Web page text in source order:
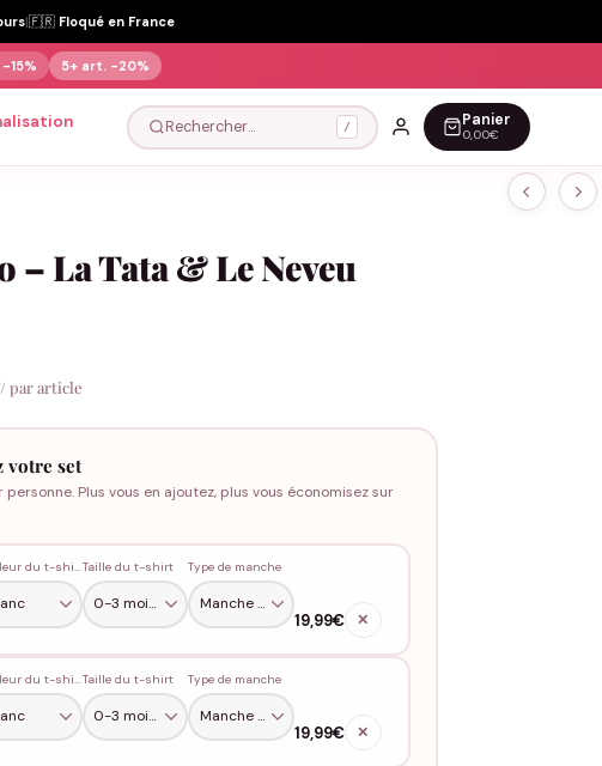
|🇫🇷 Floqué en France
-15% 5+ art. -20%
Rechercher… / Panier
0,00€
La Tata & Le Neveu
/ par article
votre set
Plus vous en ajoutez, plus vous économisez sur
Taille du t-shirt Type de manche
19,99€ ✕
Taille du t-shirt Type de manche
19,99€ ✕